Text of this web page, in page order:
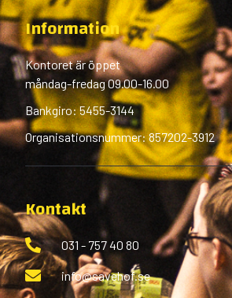
Information
Kontoret är öppet
måndag-fredag 09.00-16.00
Bankgiro: 5455-3144
Organisationsnummer: 857202-3912
Kontakt
031 - 757 40 80
info@savehof.se